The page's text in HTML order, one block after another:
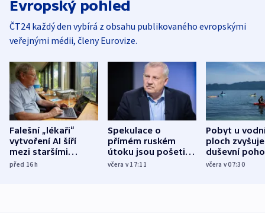
Evropský pohled
ČT24 každý den vybírá z obsahu publikovaného evropskými
veřejnými médii, členy Eurovize.
Falešní „lékaři“
vytvoření AI šíří
mezi staršími
Poláky nebezpečné
před 16h
Spekulace o
přímém ruském
útoku jsou pošetilé,
míní estonský
včera v 17:11
Pobyt u
ploch zvyšuje
duševní
ukázala
včera v 07:30